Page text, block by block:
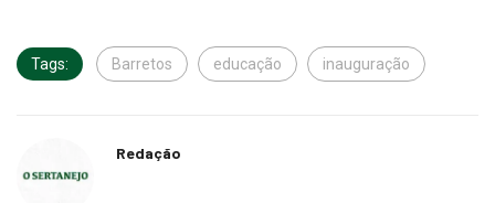
Tags: Barretos educação inauguração
Redação